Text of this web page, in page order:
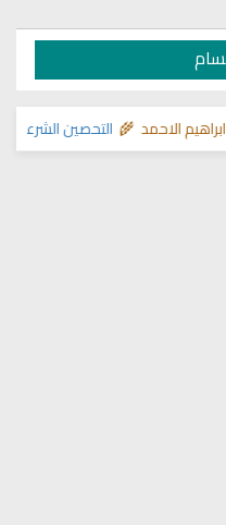
التحصين الشرعي الاحمد 🌾